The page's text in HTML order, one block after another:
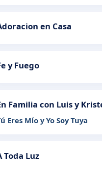
en Casa
y Fuego
Familia con Luis y
Eres Mío y Yo Soy Tuya
Toda Luz